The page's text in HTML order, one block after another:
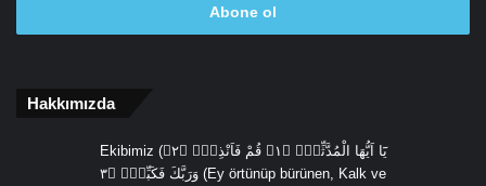
Hakkımızda
Ekibimiz (يَٓا اَيُّهَا الْمُدَّثِّرُۙ ﴿١﴾ قُمْ فَاَنْذِرْۙ ﴿٢﴾
وَرَبَّكَ فَكَبِّرْۙ ﴿٣ (Ey örtünüp bürünen, Kalk ve